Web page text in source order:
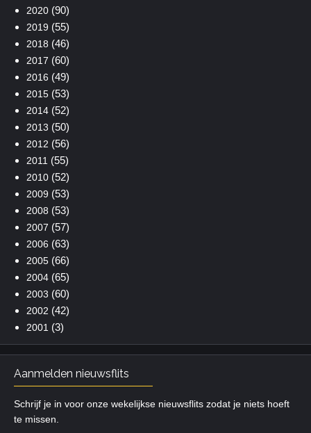
2020(90)
2019 (55)
2018 (46)
2017 (60)
2016 (49)
2015(53)
2014(52)
2013 (50)
2012 (56)
2011 (55)
2010(52)
2009 (53)
2008 (53)
2007 (57)
2006 (63)
2005(66)
2004(65)
2003 (60)
2002 (42)
2001 (3)
Aanmelden nieuwsflits
Schrijf je in voor onze wekelijkse nieuwsflits zodat je niets hoeft
te missen.